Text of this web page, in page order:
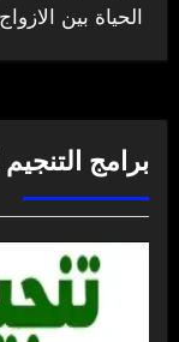
الحياة بين
برامج